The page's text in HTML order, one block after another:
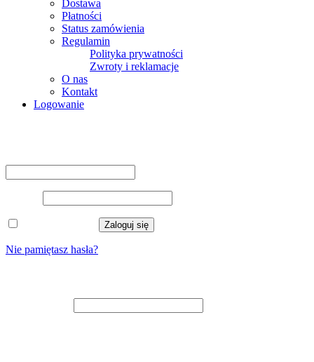
Dostawa
Płatności
Status zamówienia
Regulamin
Polityka prywatności
Zwroty i reklamacje
O nas
Kontakt
Logowanie
Zaloguj się
Nie pamiętasz hasła?